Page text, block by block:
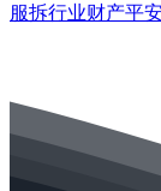
服拆行业财产平